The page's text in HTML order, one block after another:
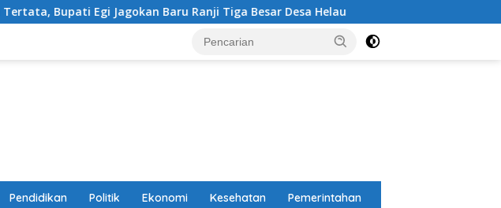
Baru Ranji Tiga Besar Desa Helau Komitmen Merawat Kerukunan
Pendidikan Politik Ekonomi Kesehatan Pemerintahan